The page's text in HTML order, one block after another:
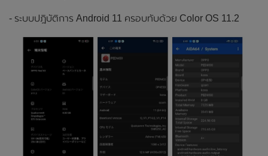
- ระบบปฎิบัติการ Android 11 ครอบทับด้วย Color OS 11.2